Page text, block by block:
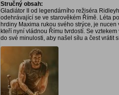
Stručný obsah:
Gladiátor II od legendárního režiséra
odehrávající se ve starověkém Římě. Léta
hrdiny Maxima rukou svého strýce, je
kteří nyní vládnou Římu tvrdostí. Se
do své minulosti, aby našel sílu a čest vrátit